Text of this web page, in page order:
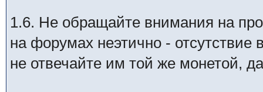
1.6. Не обращайте внимания на
на форумах неэтично - отсутствие
не отвечайте им той же монетой,